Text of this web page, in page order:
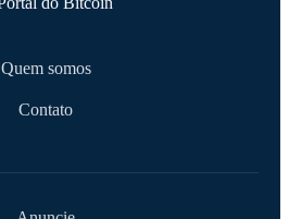
Quem somos
Contato